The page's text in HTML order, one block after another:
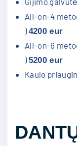
All-on-4
)4200 eur
All-on-6
)5200 eur
Kaulo